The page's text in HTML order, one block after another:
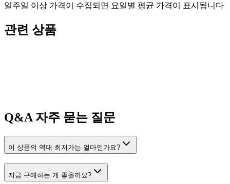
일주일 이상 가격이 수집되면 요일별 평균 가격이 표시됩니다
관련 상품
Q&A자주 묻는 질문
이 상품의 역대 최저가는 얼마인가요?
지금 구매하는 게 좋을까요?